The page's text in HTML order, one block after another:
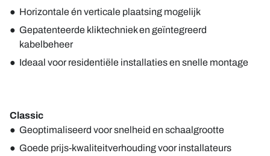
Horizontale én verticale plaatsing mogelijk
Gepatenteerde kliktechniek en geïntegreerd
kabelbeheer
Ideaal voor residentiële installaties en snelle montage
Classic
Geoptimaliseerd voor snelheid en schaalgrootte
Goede prijs-kwaliteitverhouding voor installateurs